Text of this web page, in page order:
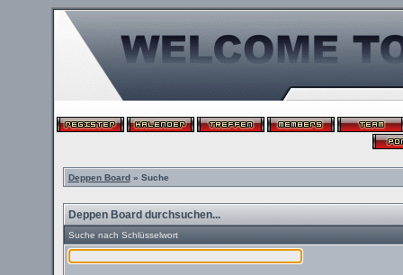
Deppen Board» Suche
Deppen Board durchsuchen...
Suche nach Schlüsselwort